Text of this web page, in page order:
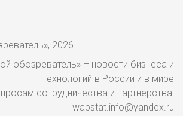
2026
обозреватель» – новости бизнеса и
технологий в России и в мире
сотрудничества и партнерства:
wapstat.info@yandex.ru